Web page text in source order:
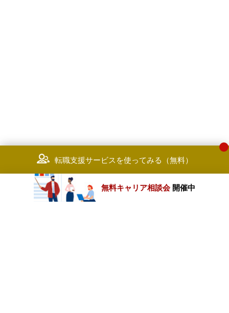
転職支援サービスを使ってみる（無料）
無料キャリア相談会 開催中